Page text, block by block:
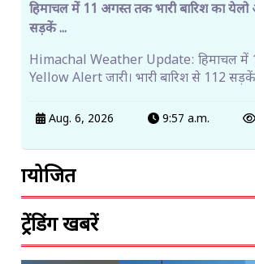
हिमाचल में 11 अगस्त तक भारी बारिश का येलो
सड़कें ...
Himachal Weather Update: हिमाचल में
Yellow Alert जारी। भारी बारिश से 112
Aug. 6, 2026 9:57 a.m.
प्रायोजित
ट्रेंडिंग खबरें